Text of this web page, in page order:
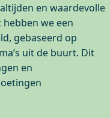
en waardevolle
we een
gebaseerd op
uit de buurt. Dit
en